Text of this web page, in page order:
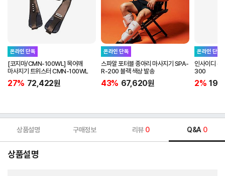
온라인 단독
[코지마/CMN-100WL] 목어깨
마사지기 트위스터 CMN-100WL
27% 72,422원
온라인 단독
스파알 포터블 종아리 마사지기 SPA-
R-200 블랙 색상 발송
43% 67,620원
온라인 단독
인사이디 무
300
2%
상품설명 구매정보 리뷰 0 Q&A 0
상품설명